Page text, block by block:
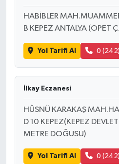
HABİBLER
B KEPEZ ANTALYA (OPET
Yol Tarifi Al 0
İlkay Eczanesi
HÜSNÜ KARAKAŞ
D 10 KEPEZ(KEPEZ
METRE DOĞUSU)
Yol Tarifi Al 0